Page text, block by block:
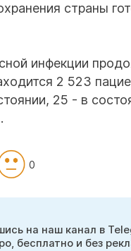
страны
инфекции
2 523
25 - в
0
на наш канал в
бесплатно и без